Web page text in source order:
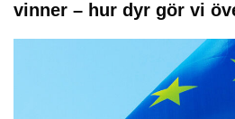
vinner – hur dyr gör vi